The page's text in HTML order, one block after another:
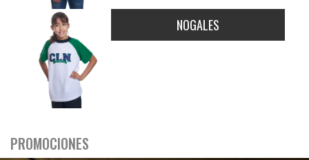
NOGALES
PROMOCIONES